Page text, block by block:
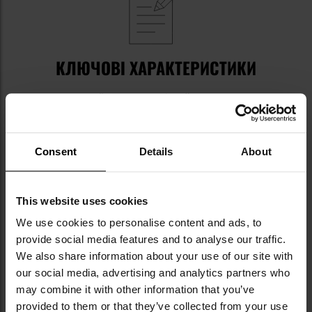
Consent Details About
This website uses cookies
We use cookies to personalise content and ads, to
provide social media features and to analyse our traffic.
We also share information about your use of our site with
our social media, advertising and analytics partners who
may combine it with other information that you’ve
provided to them or that they’ve collected from your use
КЛЮЧОВІ ХАРАКТЕРИСТИКИ
виготовлений з високоякісної вовни
Інформація про виробника та техніку безпеки
ТЕХНІЧНІ ДАНІ